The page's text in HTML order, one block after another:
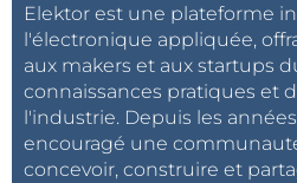
Elektor est une plateforme
l'électronique appliquée,
aux makers et aux startups
connaissances pratiques et
l'industrie. Depuis les
encouragé une
concevoir, construire et